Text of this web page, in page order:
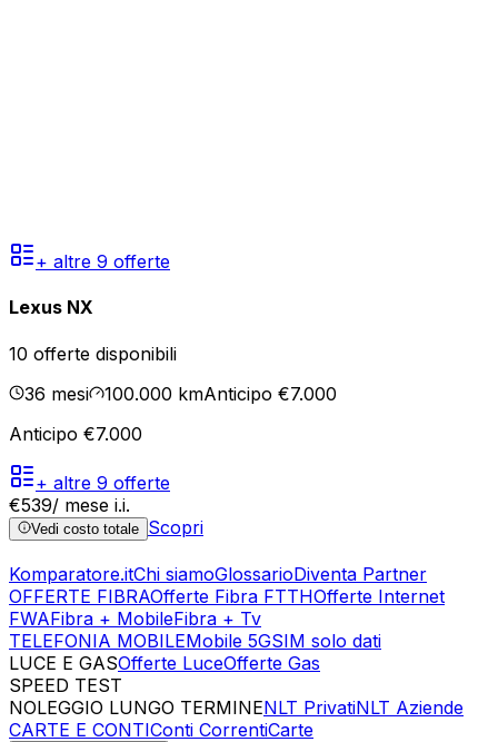
+ altre 9 offerte
Lexus NX
10 offerte disponibili
36 mesi 100.000 kmAnticipo €7.000
Anticipo €7.000
+ altre 9 offerte
€539/ mese i.i.
Vedi costo totale Scopri
Komparatore.itChi siamoGlossarioDiventa Partner
OFFERTE FIBRAOfferte Fibra FTTHOfferte Internet
FWAFibra + MobileFibra + Tv
TELEFONIA MOBILEMobile 5GSIM solo dati
LUCE E GASOfferte LuceOfferte Gas
SPEED TEST
NOLEGGIO LUNGO TERMINENLT PrivatiNLT Aziende
CARTE E CONTIConti CorrentiCarte